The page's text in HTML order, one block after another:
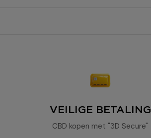
VEILIGE BETALING
CBD kopen met "3D Secure"